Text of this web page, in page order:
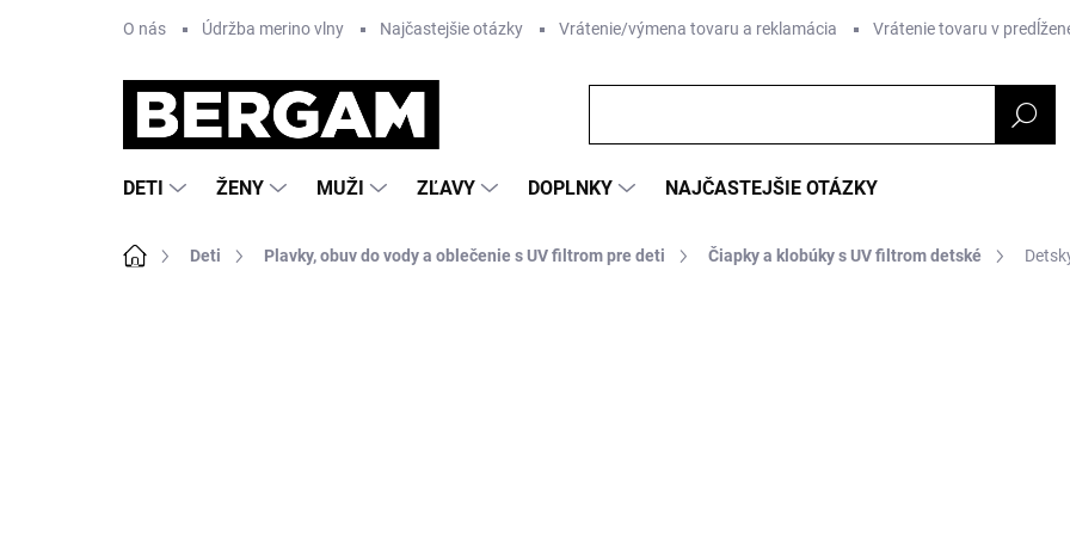
O nás Údržba merino vlny Najčastejšie otázky Vrátenie/výmena tovaru a reklamácia Vrátenie tovaru v
DETI ŽENY MUŽI ZĽAVY DOPLNKY NAJČASTEJŠIE OTÁZKY
DomovDeti Plavky, obuv do vody a oblečenie s UV filtrom pre deti Čiapky a klobúky s UV filtrom detské